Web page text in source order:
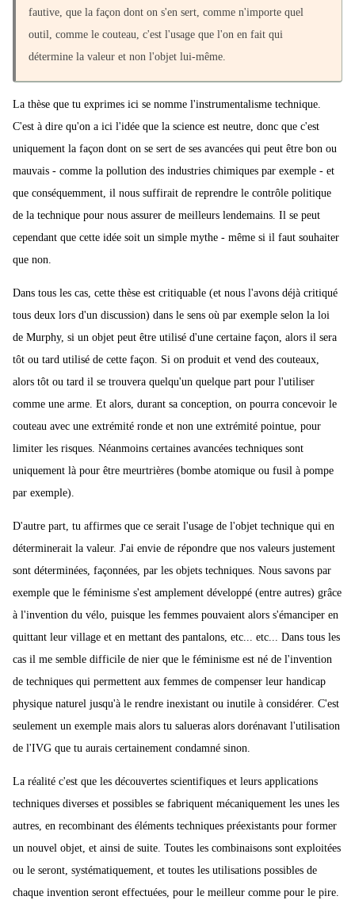
fautive, que la façon dont on s'en sert, comme n'importe quel
outil, comme le couteau, c'est l'usage que l'on en fait qui
détermine la valeur et non l'objet lui-même.
La thèse que tu exprimes ici se nomme l'instrumentalisme technique.
C'est à dire qu'on a ici l'idée que la science est neutre, donc que c'est
uniquement la façon dont on se sert de ses avancées qui peut être bon ou
mauvais - comme la pollution des industries chimiques par exemple - et
que conséquemment, il nous suffirait de reprendre le contrôle politique
de la technique pour nous assurer de meilleurs lendemains. Il se peut
cependant que cette idée soit un simple mythe - même si il faut souhaiter
que non.
Dans tous les cas, cette thèse est critiquable (et nous l'avons déjà critiqué
tous deux lors d'un discussion) dans le sens où par exemple selon la loi
de Murphy, si un objet peut être utilisé d'une certaine façon, alors il sera
tôt ou tard utilisé de cette façon. Si on produit et vend des couteaux,
alors tôt ou tard il se trouvera quelqu'un quelque part pour l'utiliser
comme une arme. Et alors, durant sa conception, on pourra concevoir le
couteau avec une extrémité ronde et non une extrémité pointue, pour
limiter les risques. Néanmoins certaines avancées techniques sont
uniquement là pour être meurtrières (bombe atomique ou fusil à pompe
par exemple).
D'autre part, tu affirmes que ce serait l'usage de l'objet technique qui en
déterminerait la valeur. J'ai envie de répondre que nos valeurs justement
sont déterminées, façonnées, par les objets techniques. Nous savons par
exemple que le féminisme s'est amplement développé (entre autres) grâce
à l'invention du vélo, puisque les femmes pouvaient alors s'émanciper en
quittant leur village et en mettant des pantalons, etc... etc... Dans tous les
cas il me semble difficile de nier que le féminisme est né de l'invention
de techniques qui permettent aux femmes de compenser leur handicap
physique naturel jusqu'à le rendre inexistant ou inutile à considérer. C'est
seulement un exemple mais alors tu salueras alors dorénavant l'utilisation
de l'IVG que tu aurais certainement condamné sinon.
La réalité c'est que les découvertes scientifiques et leurs applications
techniques diverses et possibles se fabriquent mécaniquement les unes les
autres, en recombinant des éléments techniques préexistants pour former
un nouvel objet, et ainsi de suite. Toutes les combinaisons sont exploitées
ou le seront, systématiquement, et toutes les utilisations possibles de
chaque invention seront effectuées, pour le meilleur comme pour le pire.